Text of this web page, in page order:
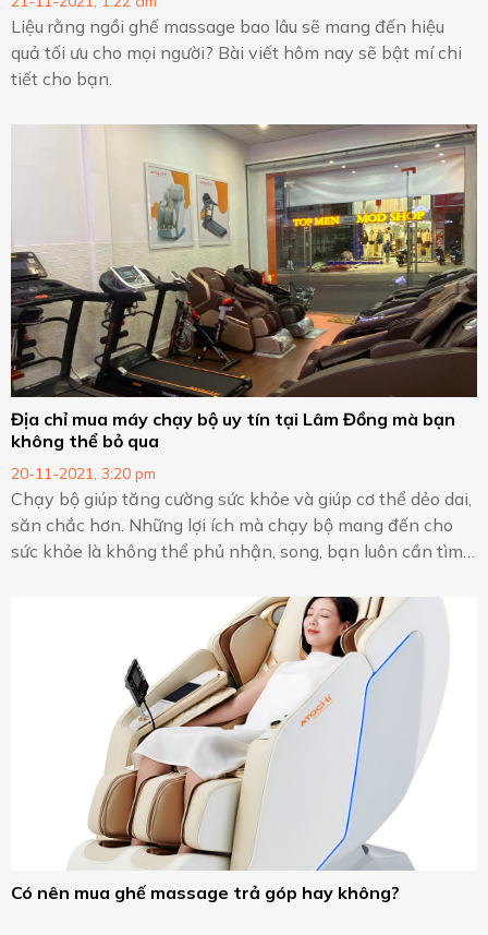
Liệu rằng ngồi ghế massage bao lâu sẽ mang đến hiệu
quả tối ưu cho mọi người? Bài viết hôm nay sẽ bật mí chi
tiết cho bạn.
Địa chỉ mua máy chạy bộ uy tín tại Lâm Đồng mà bạn
không thể bỏ qua
20-11-2021, 3:20 pm
Chạy bộ giúp tăng cường sức khỏe và giúp cơ thể dẻo dai,
săn chắc hơn. Những lợi ích mà chạy bộ mang đến cho
sức khỏe là không thể phủ nhận, song, bạn luôn cần tìm
Đồng, qua ngay địa chỉ: 67 Lê Hồng Phong - P.1 - Tp. Bảo
Có nên mua ghế massage trả góp hay không?